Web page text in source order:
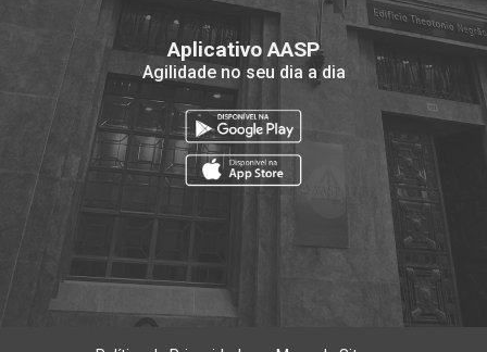
Aplicativo AASP
Agilidade no seu dia a dia